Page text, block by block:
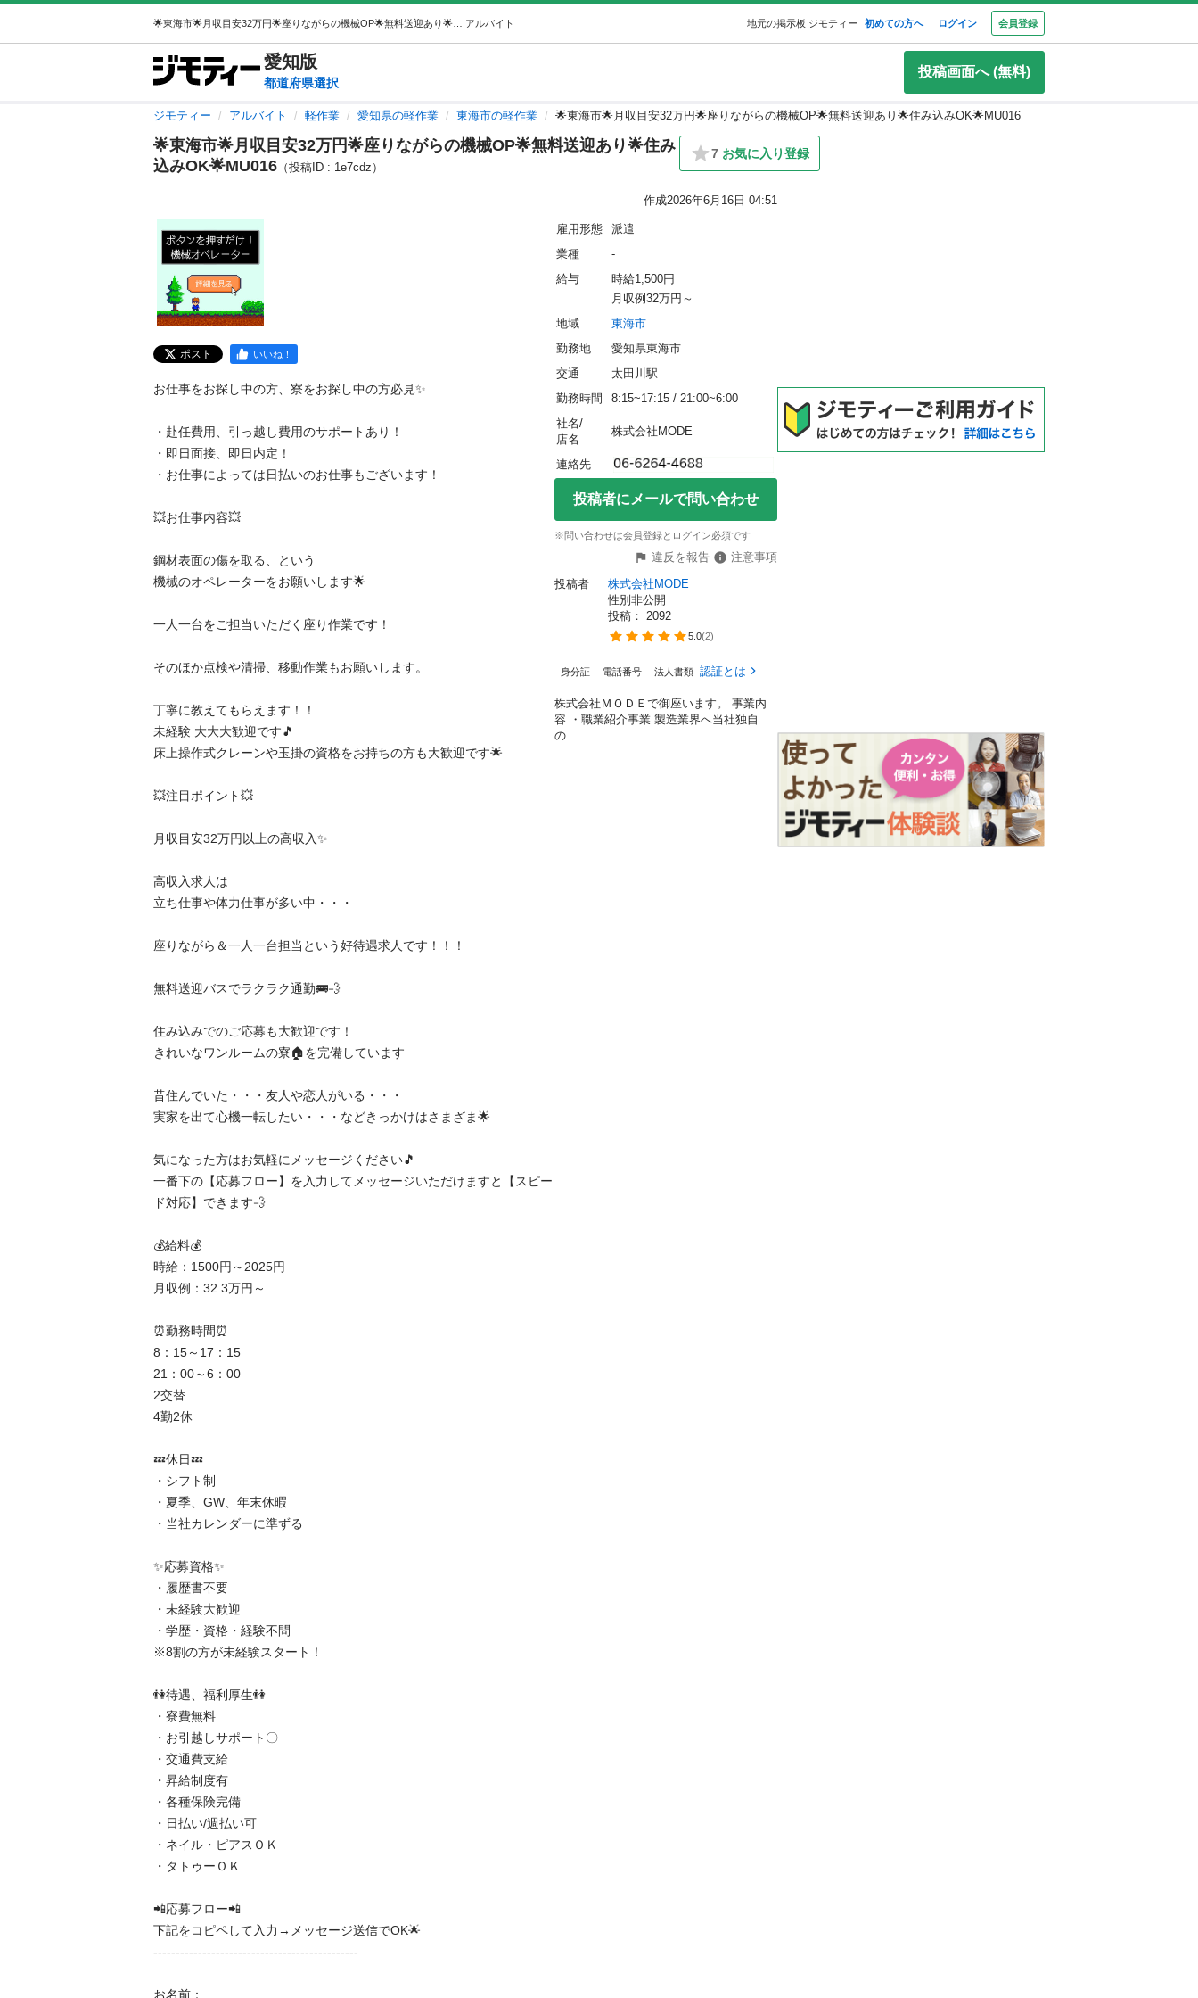
アルバイト 地元の掲示板 ジモティー 初めての方へ ログイン 会員登録
愛知版
都道府県選択
投稿画面へ (無料)
ジモティー アルバイト 軽作業 愛知県の軽作業 東海市の軽作業 🌟東海市🌟月収目安32万円🌟座りながらの機械OP🌟無料送迎あり🌟住み込みOK🌟MU016
🌟東海市🌟月収目安32万円🌟座りながらの機械OP🌟無料送迎あり🌟住み
込みOK🌟MU016 （投稿ID : 1e7cdz）
7 お気に入り登録
作成2026年6月16日 04:51
ポスト いいね！
お仕事をお探し中の方、寮をお探し中の方必見✨
・赴任費用、引っ越し費用のサポートあり！
・即日面接、即日内定！
・お仕事によっては日払いのお仕事もございます！
💥お仕事内容💥
鋼材表面の傷を取る、という
機械のオペレーターをお願いします🌟
一人一台をご担当いただく座り作業です！
そのほか点検や清掃、移動作業もお願いします。
丁寧に教えてもらえます！！
未経験 大大大歓迎です🎵
床上操作式クレーンや玉掛の資格をお持ちの方も大歓迎です🌟
💥注目ポイント💥
月収目安32万円以上の高収入✨
高収入求人は
立ち仕事や体力仕事が多い中・・・
座りながら＆一人一台担当という好待遇求人です！！！
無料送迎バスでラクラク通勤🚌💨
住み込みでのご応募も大歓迎です！
きれいなワンルームの寮🏠を完備しています
昔住んでいた・・・友人や恋人がいる・・・
実家を出て心機一転したい・・・などきっかけはさまざま🌟
気になった方はお気軽にメッセージください🎵
一番下の【応募フロー】を入力してメッセージいただけますと【スピー
ド対応】できます💨
💰給料💰
時給：1500円～2025円
月収例：32.3万円～
⏰勤務時間⏰
8：15～17：15
21：00～6：00
2交替
4勤2休
💤休日💤
・シフト制
・夏季、GW、年末休暇
・当社カレンダーに準ずる
✨応募資格✨
・履歴書不要
・未経験大歓迎
・学歴・資格・経験不問
※8割の方が未経験スタート！
👫待遇、福利厚生👫
・寮費無料
・お引越しサポート〇
・交通費支給
・昇給制度有
・各種保険完備
・日払い/週払い可
・ネイル・ピアスＯＫ
・タトゥーＯＫ
📲応募フロー📲
下記をコピペして入力→メッセージ送信でOK🌟
----------------------------------------------
お名前：
雇用形態
派遣
業種
-
給与
時給1,500円
月収例32万円～
地域
東海市
勤務地
愛知県東海市
交通
太田川駅
勤務時間
8:15~17:15 / 21:00~6:00
社名/
店名
株式会社MODE
連絡先
投稿者にメールで問い合わせ
※問い合わせは会員登録とログイン必須です
違反を報告
注意事項
投稿者
株式会社MODE
性別非公開
投稿： 2092
5.0(2)
身分証 電話番号 法人書類 認証とは
株式会社ＭＯＤＥで御座います。 事業内
容 ・職業紹介事業 製造業界へ当社独自
の...